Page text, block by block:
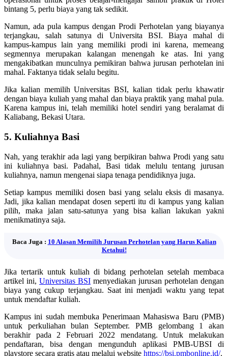
bintang 5, perlu biaya yang tak sedikit.
Namun, ada pula kampus dengan Prodi Perhotelan yang biayanya
terjangkau, salah satunya di Universita BSI. Biaya mahal di
kampus-kampus lain yang memiliki prodi ini karena, memeang
segmennya merupakan kalangan menengah ke atas. Ini yang
mengakibatkan munculnya pemikiran bahwa jurusan perhotelan ini
mahal. Faktanya tidak selalu begitu.
Jika kalian memilih Universitas BSI, kalian tidak perlu khawatir
dengan biaya kuliah yang mahal dan biaya praktik yang mahal pula.
Karena kampus ini, telah memiliki hotel sendiri yang beralamat di
Kaliabang, Bekasi Utara.
5. Kuliahnya Basi
Nah, yang terakhir ada lagi yang berpikiran bahwa Prodi yang satu
ini kuliahnya basi. Padahal, Basi tidak melulu tentang jurusan
kuliahnya, namun mengenai siapa tenaga pendidiknya juga.
Setiap kampus memiliki dosen basi yang selalu eksis di masanya.
Jadi, jika kalian mendapat dosen seperti itu di kampus yang kalian
pilih, maka jalan satu-satunya yang bisa kalian lakukan yakni
menikmatinya saja.
Baca Juga : 10 Alasan Memilih Jurusan Perhotelan yang Harus Kalian
Ketahui!
Jika tertarik untuk kuliah di bidang perhotelan setelah membaca
artikel ini, Universitas BSI menyediakan jurusan perhotelan dengan
biaya yang cukup terjangkau. Saat ini menjadi waktu yang tepat
untuk mendaftar kuliah.
Kampus ini sudah membuka Penerimaan Mahasiswa Baru (PMB)
untuk perkuliahan bulan September. PMB gelombang 1 akan
berakhir pada 2 Februari 2022 mendatang. Untuk melakukan
pendaftaran, bisa dengan mengunduh aplikasi PMB-UBSI di
playstore secara gratis atau melalui website https://bsi.pmbonline.id/.